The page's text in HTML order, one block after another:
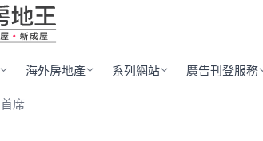
海外房地產 系列網站 廣告刊登服務
席